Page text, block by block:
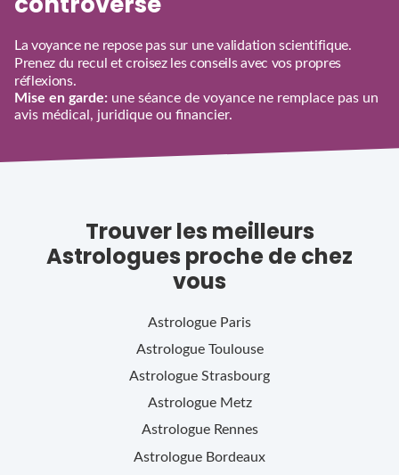
La voyance ne repose pas sur une validation scientifique.
Prenez du recul et croisez les conseils avec vos propres
réflexions.
Mise en garde: une séance de voyance ne remplace pas un
avis médical, juridique ou financier.
Trouver les meilleurs
Astrologues proche de chez
vous
Astrologue Paris
Astrologue Toulouse
Astrologue Strasbourg
Astrologue Metz
Astrologue Rennes
Astrologue Bordeaux